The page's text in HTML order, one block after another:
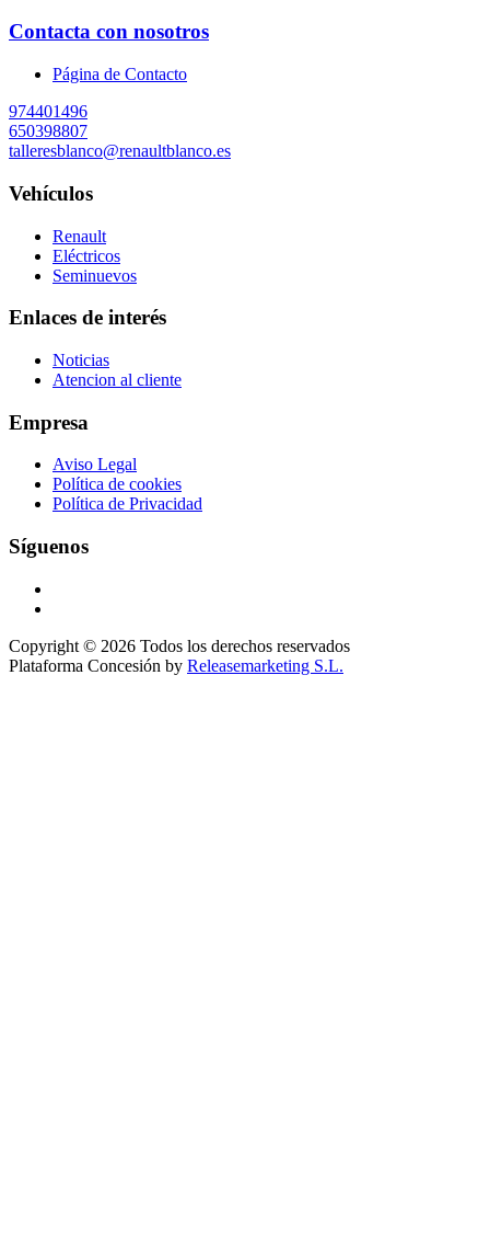
Contacta con nosotros
Página de Contacto
974401496
650398807
talleresblanco@renaultblanco.es
Vehículos
Renault
Eléctricos
Seminuevos
Enlaces de interés
Noticias
Atencion al cliente
Empresa
Aviso Legal
Política de cookies
Política de Privacidad
Síguenos
Copyright © 2026 Todos los derechos reservados
Plataforma Concesión by Releasemarketing S.L.